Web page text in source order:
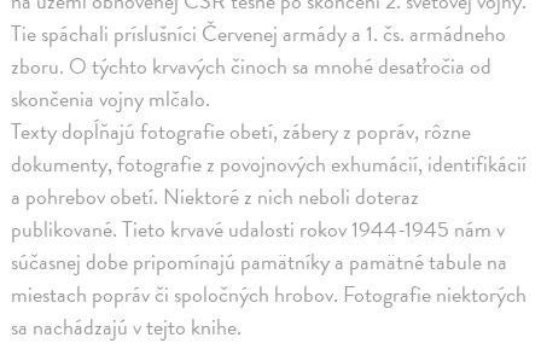
Tie spáchali príslušníci Červenej armády a 1. čs. armádneho
zboru. O týchto krvavých činoch sa mnohé desaťročia od
skončenia vojny mlčalo.
Texty dopĺňajú fotografie obetí, zábery z popráv, rôzne
dokumenty, fotografie z povojnových exhumácií, identifikácií
a pohrebov obetí. Niektoré z nich neboli doteraz
publikované. Tieto krvavé udalosti rokov 1944-1945 nám v
súčasnej dobe pripomínajú pamätníky a pamätné tabule na
miestach popráv či spoločných hrobov. Fotografie niektorých
sa nachádzajú v tejto knihe.